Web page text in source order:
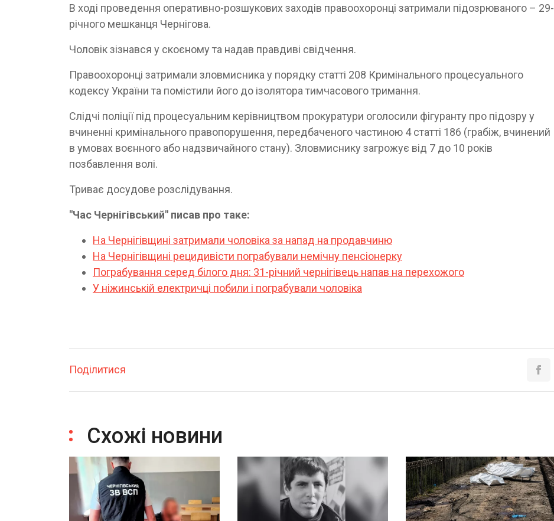
В ході проведення оперативно-розшукових заходів правоохоронці затримали підозрюваного – 29-
річного мешканця Чернігова.
Чоловік зізнався у скоєному та надав правдиві свідчення.
Правоохоронці затримали зловмисника у порядку статті 208 Кримінального процесуального
кодексу України та помістили його до ізолятора тимчасового тримання.
Слідчі поліції під процесуальним керівництвом прокуратури оголосили фігуранту про підозру у
вчиненні кримінального правопорушення, передбаченого частиною 4 статті 186 (грабіж, вчинений
в умовах воєнного або надзвичайного стану). Зловмиснику загрожує від 7 до 10 років
позбавлення волі.
Триває досудове розслідування.
"Час Чернігівський" писав про таке:
На Чернігівщині затримали чоловіка за напад на продавчиню
На Чернігівщині рецидивісти пограбували немічну пенсіонерку
Пограбування серед білого дня: 31-річний чернігівець напав на перехожого
У ніжинській електричці побили і пограбували чоловіка
Поділитися
Схожі новини